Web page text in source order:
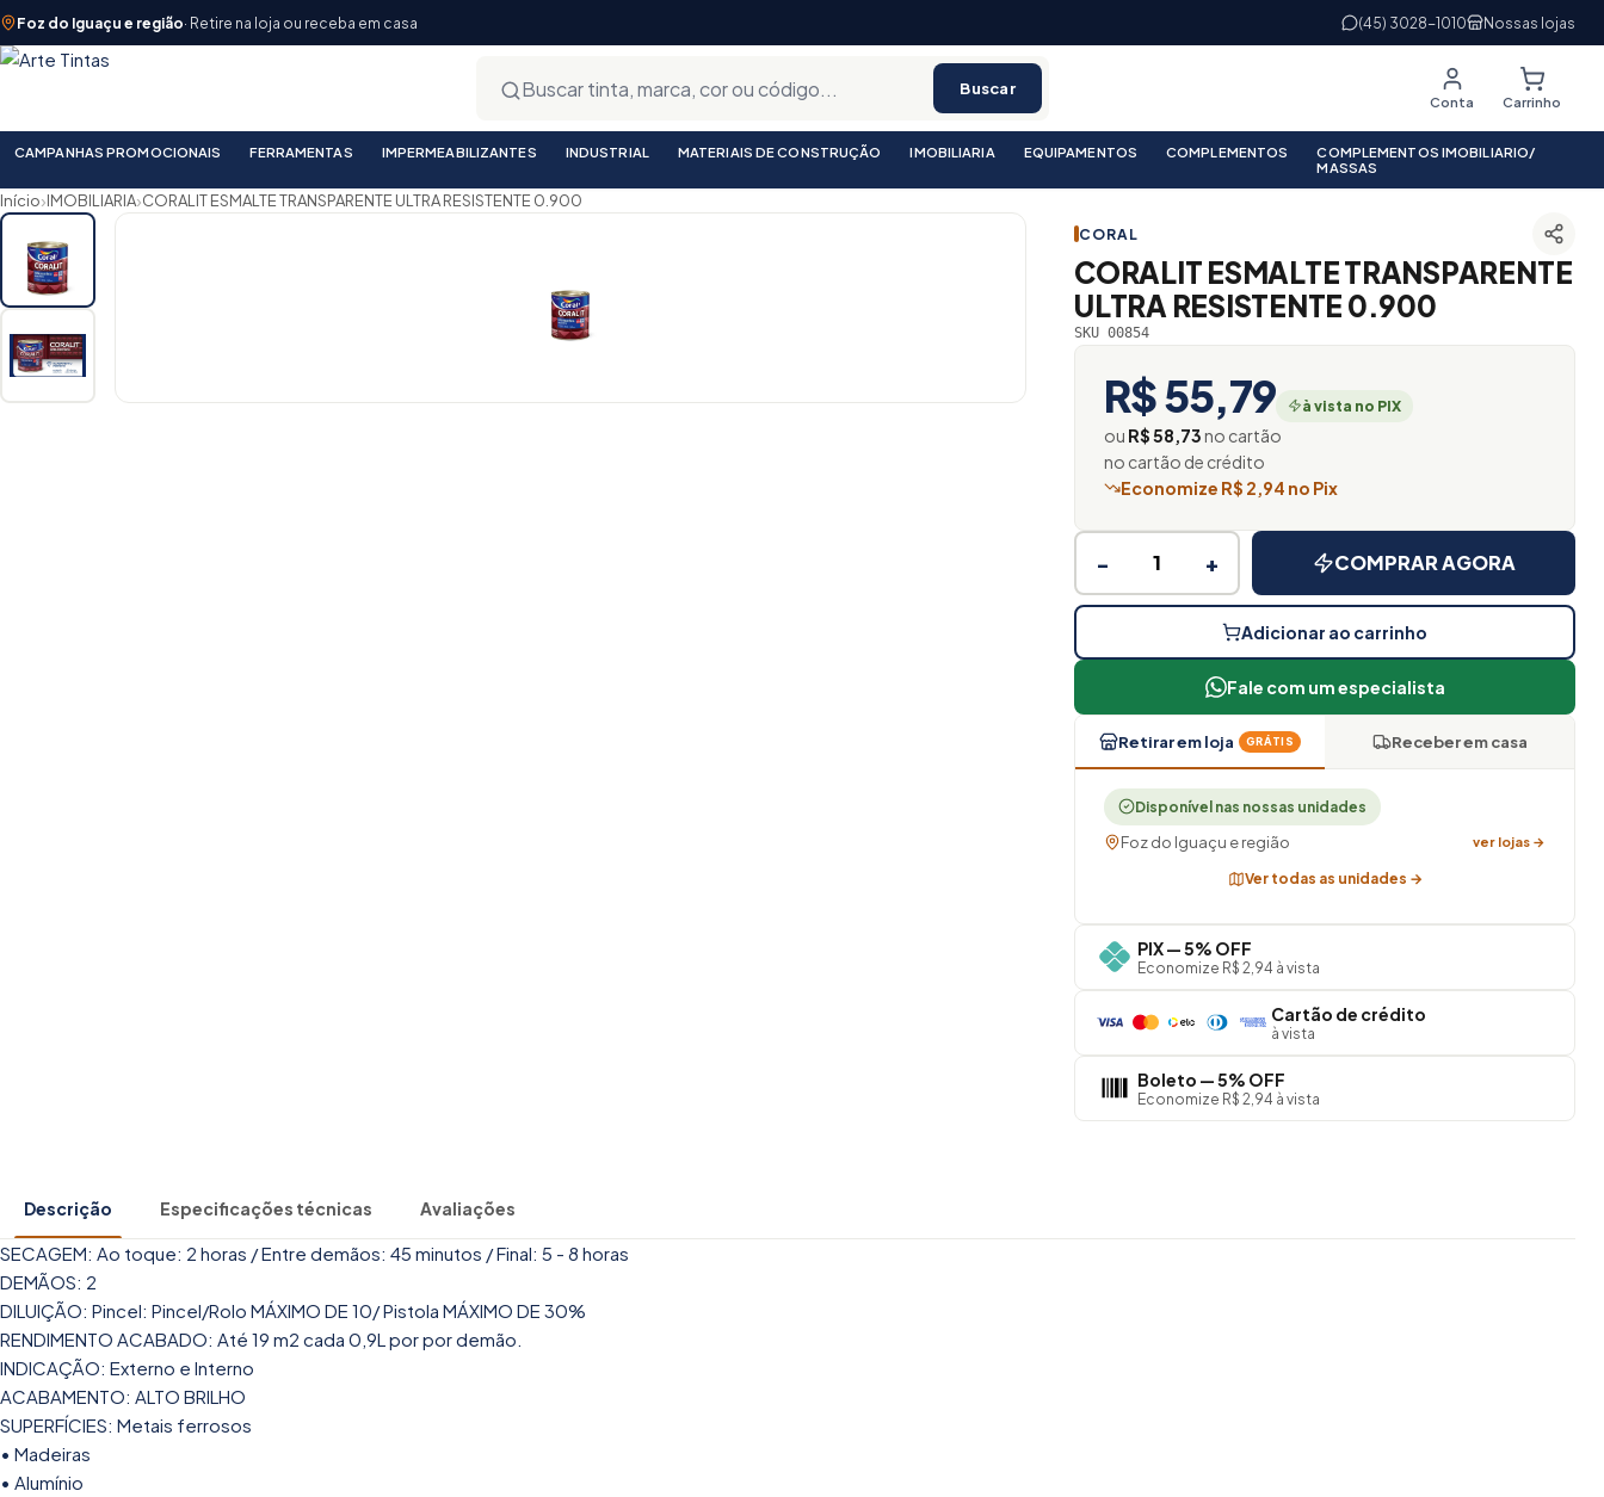
Foz do Iguaçu e região· Retire na loja ou receba em casa (45) 3028-1010 Nossas lojas
Buscar
Conta Carrinho
CAMPANHAS PROMOCIONAIS FERRAMENTAS IMPERMEABILIZANTES INDUSTRIAL MATERIAIS DE CONSTRUÇÃO IMOBILIARIA EQUIPAMENTOS COMPLEMENTOS
COMPLEMENTOS IMOBILIARIO/
MASSAS
Início›IMOBILIARIA›CORALIT ESMALTE TRANSPARENTE ULTRA RESISTENTE 0.900
CORAL
CORALIT ESMALTE TRANSPARENTE
ULTRA RESISTENTE 0.900
SKU 00854
R$ 55,79 à vista no PIX
ou R$ 58,73no cartão
no cartão de crédito
Economize R$ 2,94 no Pix
− + COMPRAR AGORA
Adicionar ao carrinho
Fale com um especialista
Retirar em loja GRÁTIS Receber em casa
Disponível nas nossas unidades
Foz do Iguaçu e região ver lojas →
Ver todas as unidades →
PIX — 5% OFF
Economize R$ 2,94 à vista
Cartão de crédito
à vista
Boleto — 5% OFF
Economize R$ 2,94 à vista
Descrição Especificações técnicas Avaliações
SECAGEM: Ao toque: 2 horas / Entre demãos: 45 minutos / Final: 5 - 8 horas
DEMÃOS: 2
DILUIÇÃO: Pincel: Pincel/Rolo MÁXIMO DE 10/ Pistola MÁXIMO DE 30%
RENDIMENTO ACABADO: Até 19 m2 cada 0,9L por por demão.
INDICAÇÃO: Externo e Interno
ACABAMENTO: ALTO BRILHO
SUPERFÍCIES: Metais ferrosos
• Madeiras
• Alumínio